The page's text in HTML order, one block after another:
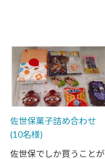
佐世保菓子詰め合わせ
(10名様)
佐世保でしか買うことが